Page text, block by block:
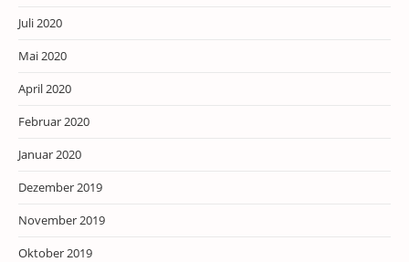
Juli 2020
Mai 2020
April 2020
Februar 2020
Januar 2020
Dezember 2019
November 2019
Oktober 2019